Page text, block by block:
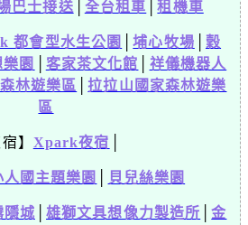
巴士接送 全台租車 │租機車
都會型水生公園 │埔心牧場
穀
園 客家茶文化館
祥儀機器人
林遊樂區 │拉拉山國家森林遊樂
區
】 Xpark夜宿
人國主題樂園 貝兒絲樂園
隱城 雄獅文具想像力製造所 │金